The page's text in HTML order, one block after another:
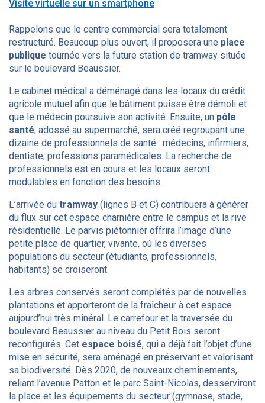
Visite virtuelle sur un smartphone
Rappelons que le centre commercial sera totalement
restructuré. Beaucoup plus ouvert, il proposera une place
publique tournée vers la future station de tramway située
sur le boulevard Beaussier.
Le cabinet médical a déménagé dans les locaux du crédit
agricole mutuel afin que le bâtiment puisse être démoli et
que le médecin poursuive son activité. Ensuite, un pôle
santé, adossé au supermarché, sera créé regroupant une
dizaine de professionnels de santé : médecins, infirmiers,
dentiste, professions paramédicales. La recherche de
professionnels est en cours et les locaux seront
modulables en fonction des besoins.
L’arrivée du tramway (lignes B et C) contribuera à générer
du flux sur cet espace charnière entre le campus et la rive
résidentielle. Le parvis piétonnier offrira l’image d’une
petite place de quartier, vivante, où les diverses
populations du secteur (étudiants, professionnels,
habitants) se croiseront.
Les arbres conservés seront complétés par de nouvelles
plantations et apporteront de la fraîcheur à cet espace
aujourd’hui très minéral. Le carrefour et la traversée du
boulevard Beaussier au niveau du Petit Bois seront
reconfigurés. Cet espace boisé, qui a déjà fait l’objet d’une
mise en sécurité, sera aménagé en préservant et valorisant
sa biodiversité. Dès 2020, de nouveaux cheminements,
reliant l’avenue Patton et le parc Saint-Nicolas, desserviront
la place et les équipements du secteur (gymnase, stade,